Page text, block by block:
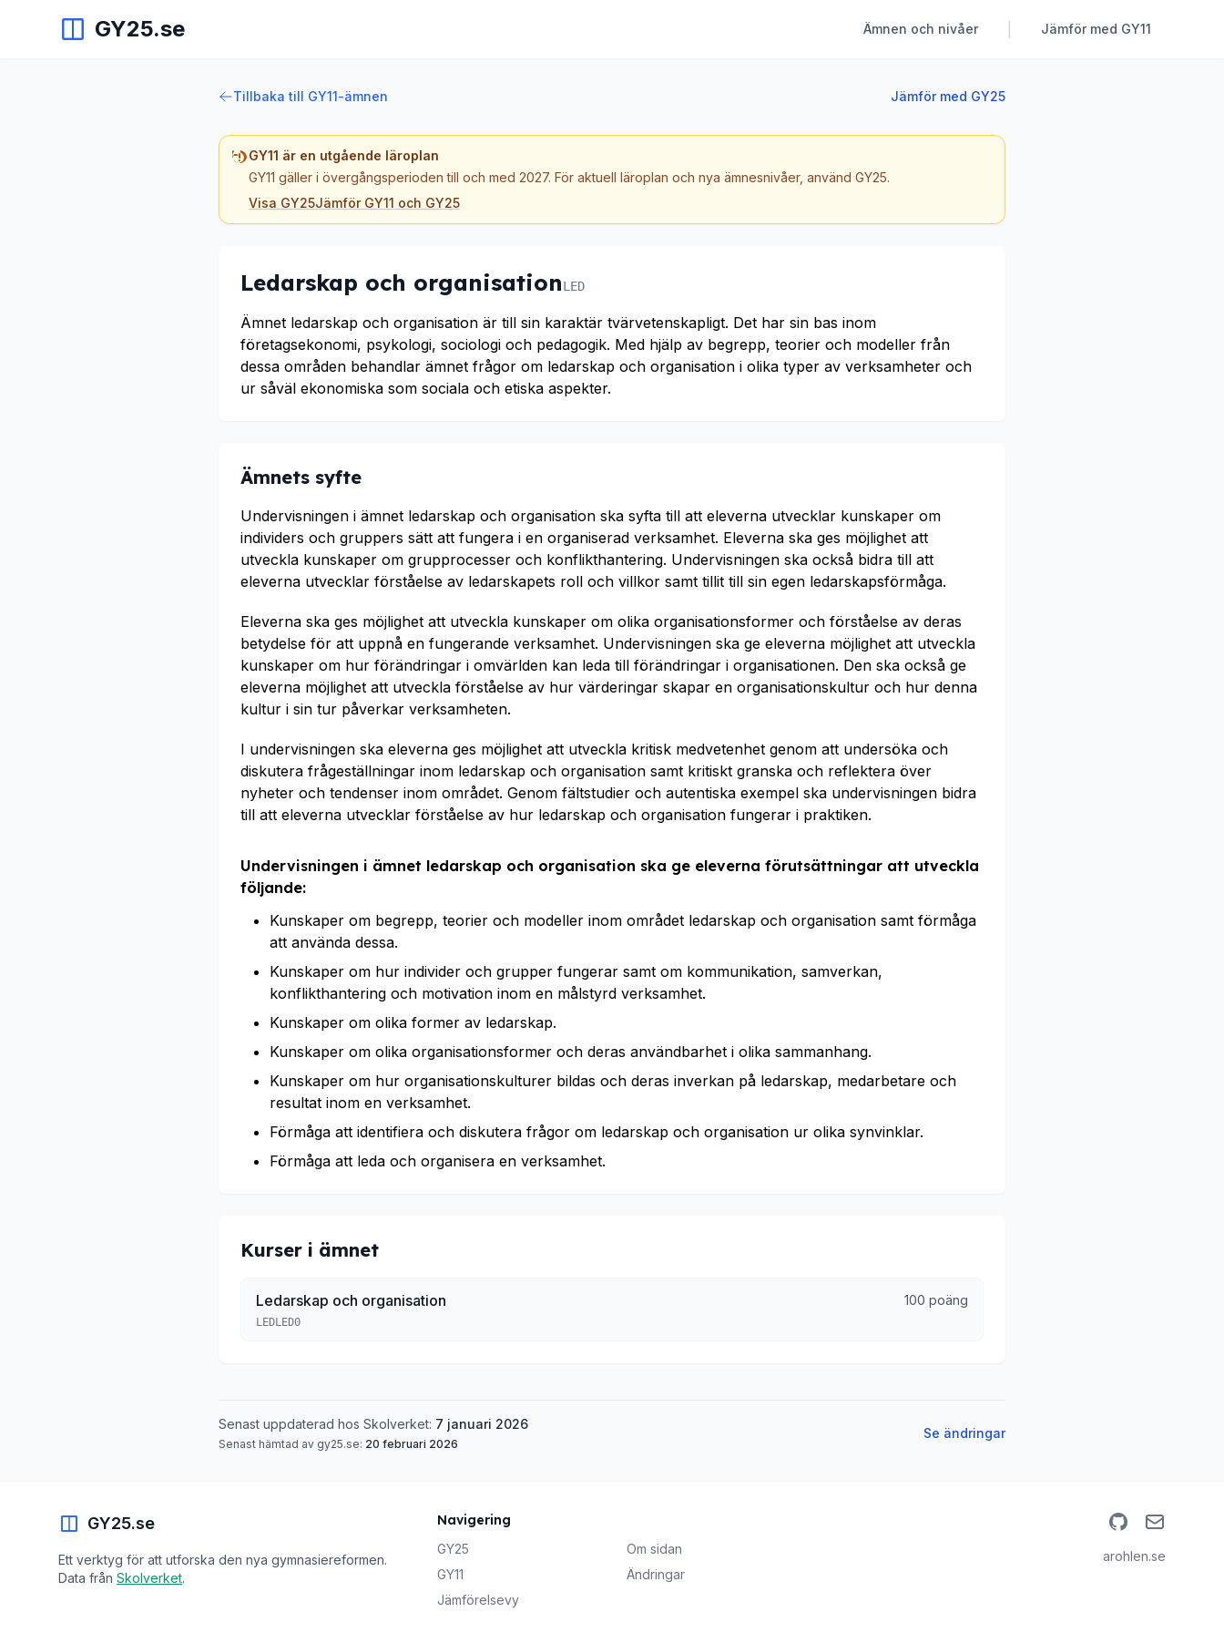
GY25.se Ämnen och nivåer Jämför med GY11
Tillbaka till GY11-ämnen Jämför med GY25
GY11 är en utgående läroplan
GY11 gäller i övergångsperioden till och med 2027. För aktuell läroplan och nya ämnesnivåer, använd GY25.
Visa GY25Jämför GY11 och GY25
Ledarskap och organisationLED
Ämnet ledarskap och organisation är till sin karaktär tvärvetenskapligt. Det har sin bas inom
företagsekonomi, psykologi, sociologi och pedagogik. Med hjälp av begrepp, teorier och modeller från
dessa områden behandlar ämnet frågor om ledarskap och organisation i olika typer av verksamheter och
ur såväl ekonomiska som sociala och etiska aspekter.
Ämnets syfte
Undervisningen i ämnet ledarskap och organisation ska syfta till att eleverna utvecklar kunskaper om
individers och gruppers sätt att fungera i en organiserad verksamhet. Eleverna ska ges möjlighet att
utveckla kunskaper om grupprocesser och konflikthantering. Undervisningen ska också bidra till att
eleverna utvecklar förståelse av ledarskapets roll och villkor samt tillit till sin egen ledarskapsförmåga.
Eleverna ska ges möjlighet att utveckla kunskaper om olika organisationsformer och förståelse av deras
betydelse för att uppnå en fungerande verksamhet. Undervisningen ska ge eleverna möjlighet att utveckla
kunskaper om hur förändringar i omvärlden kan leda till förändringar i organisationen. Den ska också ge
eleverna möjlighet att utveckla förståelse av hur värderingar skapar en organisationskultur och hur denna
kultur i sin tur påverkar verksamheten.
I undervisningen ska eleverna ges möjlighet att utveckla kritisk medvetenhet genom att undersöka och
diskutera frågeställningar inom ledarskap och organisation samt kritiskt granska och reflektera över
nyheter och tendenser inom området. Genom fältstudier och autentiska exempel ska undervisningen bidra
till att eleverna utvecklar förståelse av hur ledarskap och organisation fungerar i praktiken.
Undervisningen i ämnet ledarskap och organisation ska ge eleverna förutsättningar att utveckla
följande:
Kunskaper om begrepp, teorier och modeller inom området ledarskap och organisation samt förmåga
att använda dessa.
Kunskaper om hur individer och grupper fungerar samt om kommunikation, samverkan,
konflikthantering och motivation inom en målstyrd verksamhet.
Kunskaper om olika former av ledarskap.
Kunskaper om olika organisationsformer och deras användbarhet i olika sammanhang.
Kunskaper om hur organisationskulturer bildas och deras inverkan på ledarskap, medarbetare och
resultat inom en verksamhet.
Förmåga att identifiera och diskutera frågor om ledarskap och organisation ur olika synvinklar.
Förmåga att leda och organisera en verksamhet.
Kurser i ämnet
Ledarskap och organisation 100 poäng
LEDLED0
Senast uppdaterad hos Skolverket: 7 januari 2026
Senast hämtad av gy25.se: 20 februari 2026
Se ändringar
GY25.se
Ett verktyg för att utforska den nya gymnasiereformen.
Data från Skolverket.
Navigering
GY25
Om sidan
GY11
Ändringar
Jämförelsevy
GitHubEmail
arohlen.se